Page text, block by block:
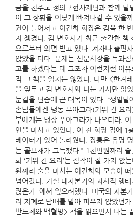
금을 천주교 정의구현사제단과 함께 낱
이 그 상황을 어떻게 빠져나갈 수 있을
권이 들어서고 이건희 회장은 감옥 한
지 챙겼다. 김 변호사가 최근 출간한 책
으로부터 외면 받고 있다. 저자나 출판
않았을 터다. 문제는 신문시장을 독과
고를 하겠다는 데 그조차 이런저런 이
직 그 책을 읽지는 않았다. 다만 <한겨
을 앞두고 김 변호사와 나눈 기사만 읽
눈길을 단숨에 끈 대목이 있다. “생일날
손님들에겐 냉동 푸아그라(거위 간 요
부에게는 냉장 푸아그라가 나오더라.
인을 마시고 있었다. 이 전 회장 집에 1
베이터가 있어 놀라웠다. 장롱은 유명
는 골프채가 그득했다.” 1천만원짜리
희 ‘거위 간 요리’는 짐작이 잘 가지 않
원짜리 술을 마시는 이건희의 모습이
넘어갔다. 기실 대자본가의 과시적 행
잖은가. 애써 잊으려했다. 미국의 자본
리 지폐로 담배를 말아 피우지 않았던
반도체와 백혈병> 책을 읽으면서 나는